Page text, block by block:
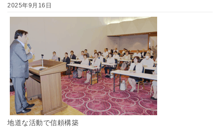
2025年9月16日
地道な活動で信頼構築